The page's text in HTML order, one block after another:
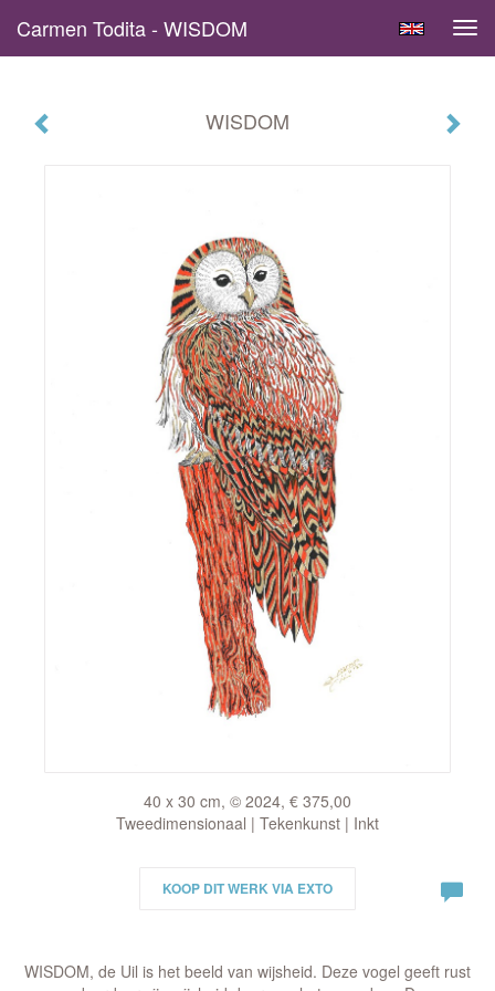
Carmen Todita - WISDOM
WISDOM
40 x 30 cm, © 2024, € 375,00
Tweedimensionaal | Tekenkunst | Inkt
KOOP DIT WERK VIA EXTO
WISDOM, de Uil is het beeld van wijsheid. Deze vogel geeft rust